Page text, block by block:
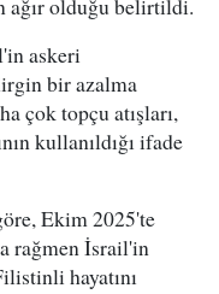
ağır olduğu belirtildi.
askeri
bir azalma
çok topçu atışları,
kullanıldığı ifade
Ekim 2025'te
rağmen İsrail'in
hayatını